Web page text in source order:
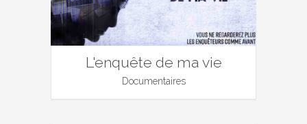
L'enquête de ma vie
Documentaires